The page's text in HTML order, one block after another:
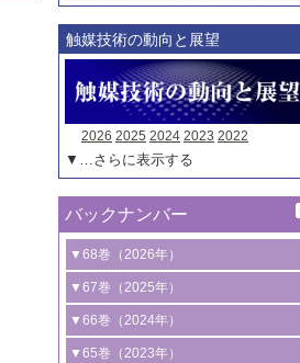
触媒技術の動向と展望
2026 2025 2024 2023 2022
▼…さらに表示する
バックナンバー
▼68巻（2026年）
1号 過酸化水素合成に関する研究動向
2号 コンピューター技術により加速する
触媒開発
▼67巻（2025年）
1号 CO
水素化によるグリーン燃料/グリ
ーンケミカル製造
▼66巻（2024年）
1号 低次元ナノ構造を有する触媒材料
▼65巻（2023年）